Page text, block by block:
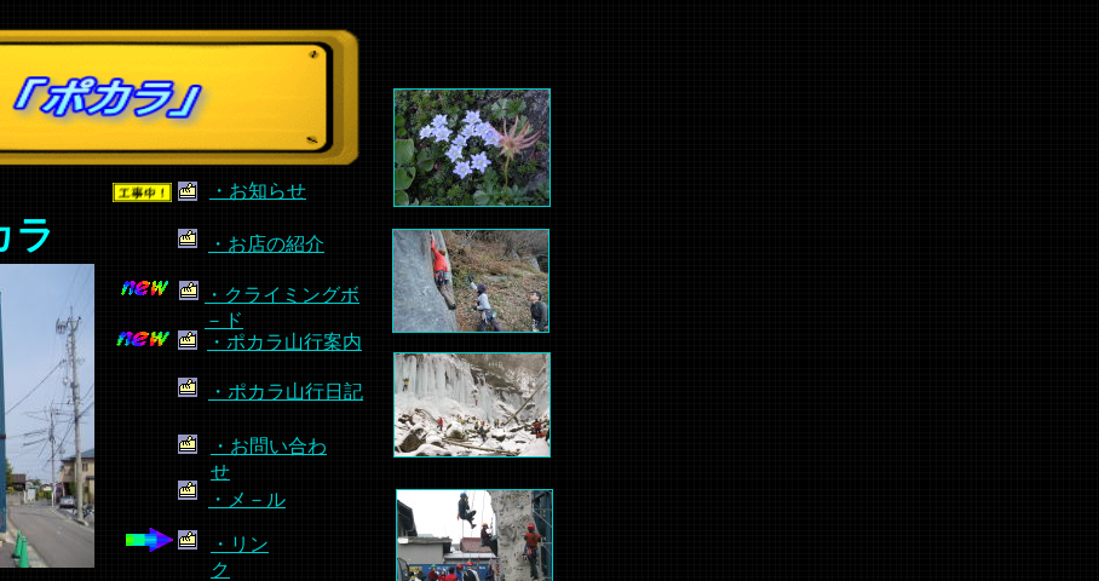
・お店の紹介
ラ
・お知らせ
・クライミングボ
－ド
・ポカラ山行日記
・ポカラ山行案内
・お問い合わ
せ
・メ－ル
・リン
ク